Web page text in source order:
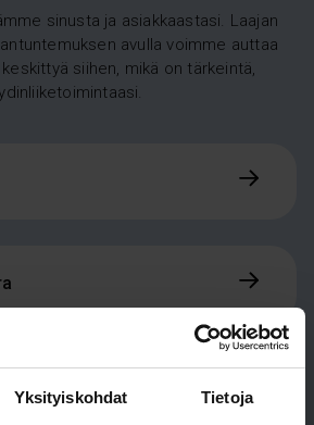
Yksityiskohdat Tietoja
sinusta ja asiakkaastasi. Laajan
avulla voimme auttaa
siihen, mikä on tärkeintä,